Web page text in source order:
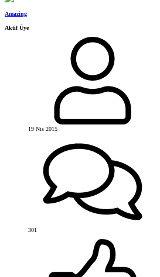
Amazing
Aktif Üye
19 Nis 2015
301